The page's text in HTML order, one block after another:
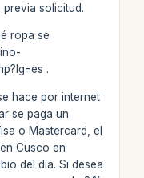
solicitud.
ropa se
.
hace por internet
se paga un
o Mastercard, el
Cusco en
del día. Si desea